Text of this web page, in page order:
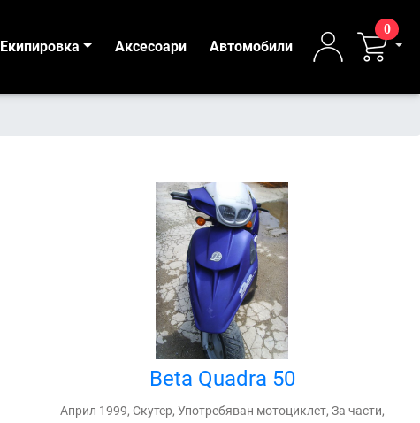
Екипировка Аксесоари Автомобили
0
Beta Quadra 50
Април 1999, Скутер, Употребяван мотоциклет, За части,